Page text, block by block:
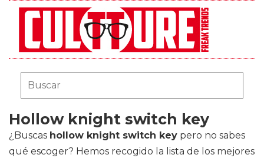
Hollow knight switch key
¿Buscas hollow knight switch key pero no sabes
qué escoger? Hemos recogido la lista de los mejores